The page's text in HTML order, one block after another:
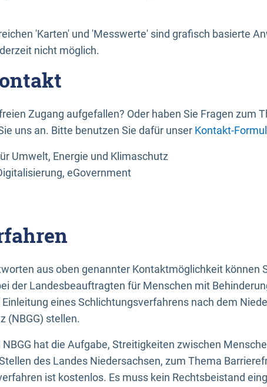
'Karten' und 'Messwerte' sind grafisch basierte
nicht möglich.
Zugang aufgefallen? Oder haben Sie Fragen zum
uns an. Bitte benutzen Sie dafür unser Kontakt-
Umwelt, Energie und Klimaschutz
eGovernment
aus oben genannter Kontaktmöglichkeit können
der Landesbeauftragten für Menschen mit
eines Schlichtungsverfahrens nach dem
(NBGG) stellen.
hat die Aufgabe, Streitigkeiten zwischen
des Landes Niedersachsen, zum Thema
ist kostenlos. Es muss kein Rechtsbeistand